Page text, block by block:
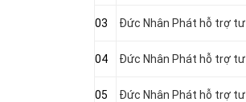
03 Đức Nhân Phát hỗ trợ
04 Đức Nhân Phát hỗ trợ
05 Đức Nhân Phát hỗ trợ